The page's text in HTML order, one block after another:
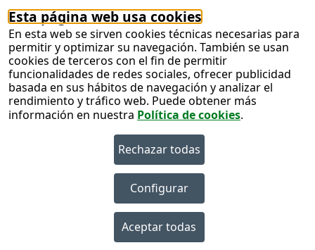
Esta página web usa cookies
En esta web se sirven cookies técnicas necesarias para
permitir y optimizar su navegación. También se usan
cookies de terceros con el fin de permitir
funcionalidades de redes sociales, ofrecer publicidad
basada en sus hábitos de navegación y analizar el
rendimiento y tráfico web. Puede obtener más
información en nuestra Política de cookies.